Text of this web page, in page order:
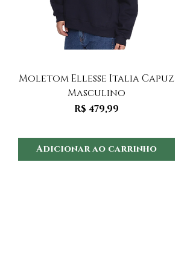
Moletom Ellesse Italia Capuz
Masculino
Preço
R$ 479,99
Adicionar ao carrinho